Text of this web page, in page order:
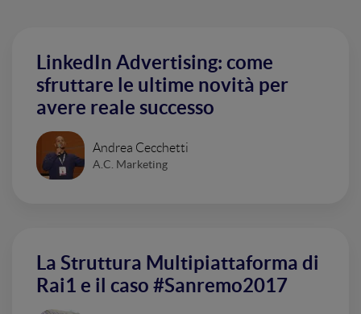
LinkedIn Advertising: come
sfruttare le ultime novità per
avere reale successo
Andrea Cecchetti
A.C. Marketing
La Struttura Multipiattaforma di
Rai1 e il caso #Sanremo2017